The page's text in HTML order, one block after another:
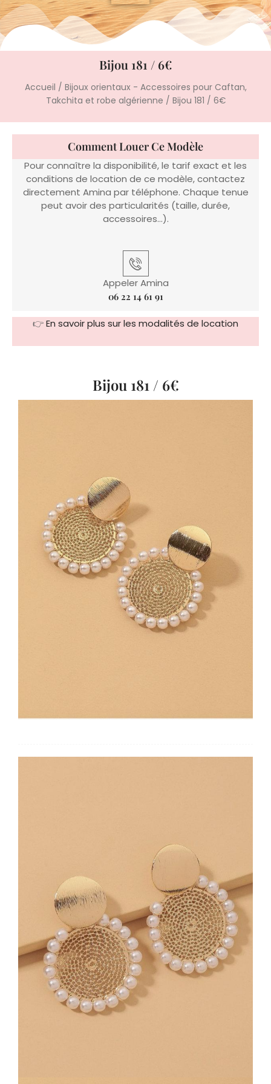
Bijou 181 / 6€
Bijoux orientaux - Accessoires pour Caftan,
Takchita et robe algérienne
Comment Louer Ce Modèle
Pour connaître la disponibilité, le tarif exact et les
conditions de location de ce modèle, contactez
directement Amina par téléphone. Chaque tenue
peut avoir des particularités (taille, durée,
accessoires…).
Appeler Amina
06 22 14 61 91
En savoir plus sur les modalités de location